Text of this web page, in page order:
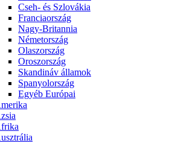
Cseh- és Szlovákia
Franciaország
Nagy-Britannia
Németország
Olaszország
Oroszország
Skandináv államok
Spanyolország
Egyéb Európai